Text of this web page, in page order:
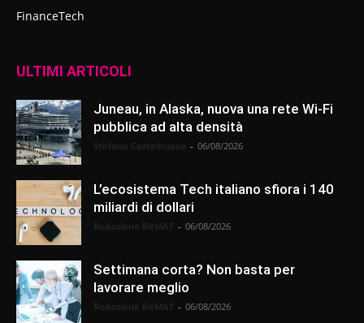
FinanceTech
ULTIMI ARTICOLI
Juneau, in Alaska, nuova una rete Wi-Fi
pubblica ad alta densità
- 06/08/2026
L’ecosistema Tech italiano sfiora i 140
miliardi di dollari
- 06/08/2026
Settimana corta? Non basta per
lavorare meglio
- 06/08/2026